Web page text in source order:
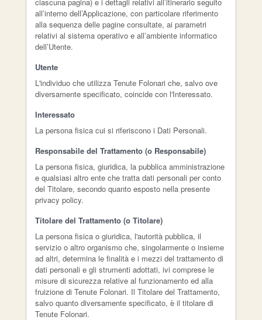
all’interno dell’Applicazione, con particolare riferimento
alla sequenza delle pagine consultate, ai parametri
relativi al sistema operativo e all’ambiente informatico
dell’Utente.
Utente
L'individuo che utilizza Tenute Folonari che, salvo ove
diversamente specificato, coincide con l'Interessato.
Interessato
La persona fisica cui si riferiscono i Dati Personali.
Responsabile del Trattamento (o Responsabile)
La persona fisica, giuridica, la pubblica amministrazione
e qualsiasi altro ente che tratta dati personali per conto
del Titolare, secondo quanto esposto nella presente
privacy policy.
Titolare del Trattamento (o Titolare)
La persona fisica o giuridica, l'autorità pubblica, il
servizio o altro organismo che, singolarmente o insieme
ad altri, determina le finalità e i mezzi del trattamento di
dati personali e gli strumenti adottati, ivi comprese le
misure di sicurezza relative al funzionamento ed alla
fruizione di Tenute Folonari. Il Titolare del Trattamento,
salvo quanto diversamente specificato, è il titolare di
Tenute Folonari.